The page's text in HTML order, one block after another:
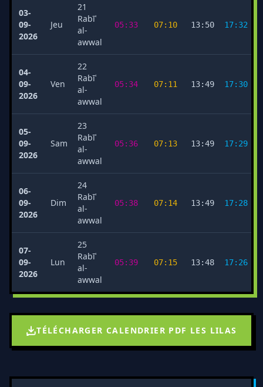
03-
09-
2026
Jeu
21
Rabīʿ
al-
awwal
05:33 07:10 13:50 17:32
04-
09-
2026
Ven
22
Rabīʿ
al-
awwal
05:34 07:11 13:49 17:30
05-
09-
2026
Sam
23
Rabīʿ
al-
awwal
05:36 07:13 13:49 17:29
06-
09-
2026
Dim
24
Rabīʿ
al-
awwal
05:38 07:14 13:49 17:28
07-
09-
2026
Lun
25
Rabīʿ
al-
awwal
05:39 07:15 13:48 17:26
TÉLÉCHARGER CALENDRIER PDF LES LILAS